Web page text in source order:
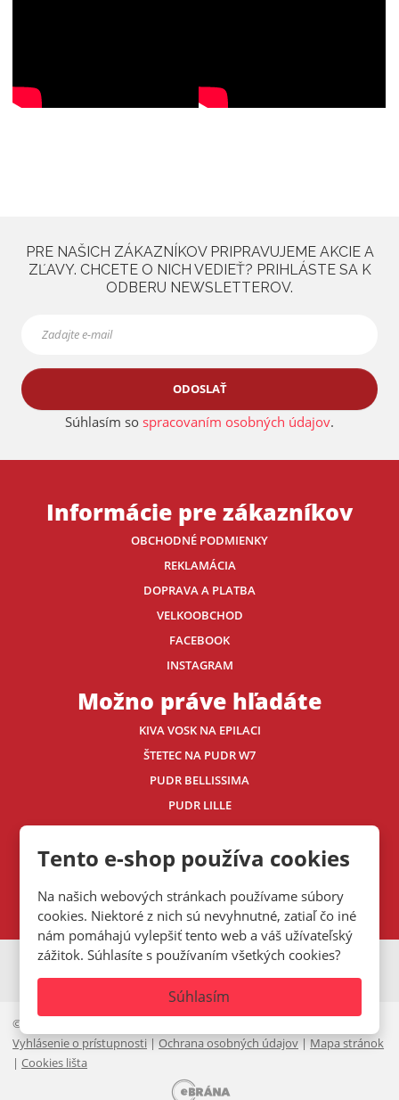
Tento e-shop používa cookies
Na našich webových stránkach používame súbory
cookies. Niektoré z nich sú nevyhnutné, zatiaľ čo iné
nám pomáhajú vylepšiť tento web a váš užívateľský
zážitok. Súhlasíte s používaním všetkých cookies?
Súhlasím
PRE NAŠICH ZÁKAZNÍKOV PRIPRAVUJEME AKCIE A
ZĽAVY. CHCETE O NICH VEDIEŤ? PRIHLÁSTE SA K
ODBERU NEWSLETTEROV.
ODOSLAŤ
Súhlasím so spracovaním osobných údajov.
Informácie pre zákazníkov
OBCHODNÉ PODMIENKY
REKLAMÁCIA
DOPRAVA A PLATBA
VELKOOBCHOD
FACEBOOK
INSTAGRAM
Možno práve hľadáte
KIVA VOSK NA EPILACI
ŠTETEC NA PUDR W7
PUDR BELLISSIMA
PUDR LILLE
FANOLA
ECHOSLINE
Kontaktujte nás
© 2026, Mystic.CZ s.r.o.
Vyhlásenie o prístupnosti|Ochrana osobných údajov|Mapa stránok
|Cookies lišta
MasterCard